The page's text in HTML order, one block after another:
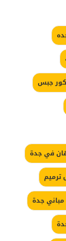
جبس
في جدة
ترميم
مباني جدة